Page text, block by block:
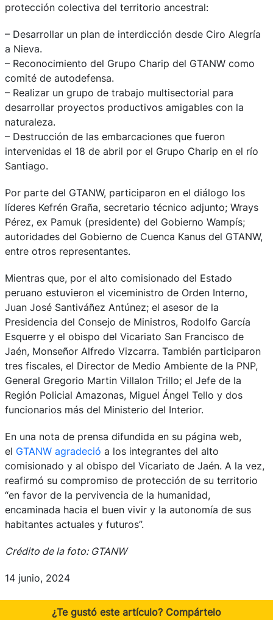
protección colectiva del territorio ancestral:
– Desarrollar un plan de interdicción desde Ciro Alegría
a Nieva.
– Reconocimiento del Grupo Charip del GTANW como
comité de autodefensa.
– Realizar un grupo de trabajo multisectorial para
desarrollar proyectos productivos amigables con la
naturaleza.
– Destrucción de las embarcaciones que fueron
intervenidas el 18 de abril por el Grupo Charip en el río
Santiago.
Por parte del GTANW, participaron en el diálogo los
líderes Kefrén Graña, secretario técnico adjunto; Wrays
Pérez, ex Pamuk (presidente) del Gobierno Wampís;
autoridades del Gobierno de Cuenca Kanus del GTANW,
entre otros representantes.
Mientras que, por el alto comisionado del Estado
peruano estuvieron el viceministro de Orden Interno,
Juan José Santiváñez Antúnez; el asesor de la
Presidencia del Consejo de Ministros, Rodolfo García
Esquerre y el obispo del Vicariato San Francisco de
Jaén, Monseñor Alfredo Vizcarra. También participaron
tres fiscales, el Director de Medio Ambiente de la PNP,
General Gregorio Martin Villalon Trillo; el Jefe de la
Región Policial Amazonas, Miguel Ángel Tello y dos
funcionarios más del Ministerio del Interior.
En una nota de prensa difundida en su página web,
el GTANW agradeció a los integrantes del alto
comisionado y al obispo del Vicariato de Jaén. A la vez,
reafirmó su compromiso de protección de su territorio
“en favor de la pervivencia de la humanidad,
encaminada hacia el buen vivir y la autonomía de sus
habitantes actuales y futuros”.
Crédito de la foto: GTANW
14 junio, 2024
¿Te gustó este artículo? Compártelo